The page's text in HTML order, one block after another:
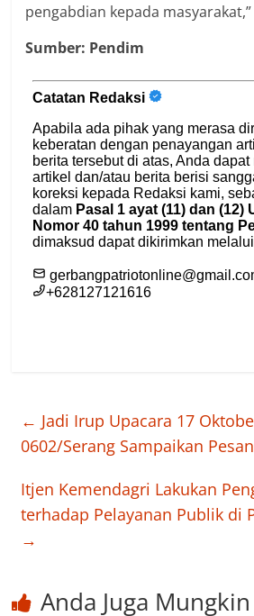
pengabdian kepada
Sumber: Pendim
← Jadi Irup Upacara 17
0602/Serang Sampaikan
Itjen Kemendagri Lakukan
terhadap Pelayanan Publik di
→
Anda Juga